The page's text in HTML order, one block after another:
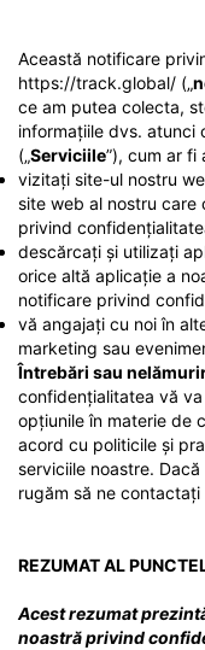
Această notificare
https://track.global/ („
ce am putea colecta,
informațiile dvs. atunci
(„Serviciile”), cum ar fi
vizitați site-ul nostru
site web al nostru care
privind
descărcați și utilizați
orice altă aplicație a
notificare privind
vă angajați cu noi în
marketing sau
Întrebări sau
confidențialitatea vă
opțiunile în materie de
acord cu politicile și
serviciile noastre.
rugăm să ne
REZUMAT AL
Acest rezumat
noastră privind